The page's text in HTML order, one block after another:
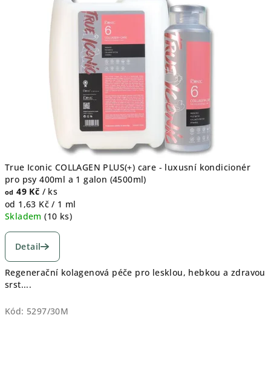
True Iconic COLLAGEN PLUS(+) care - luxusní kondicionér
pro psy 400ml a 1 galon (4500ml)
od 49 Kč / ks
Měrná
cena:
od 1,63 Kč / 1 ml
Skladem(10 ks)
Detail
Regenerační kolagenová péče pro lesklou, hebkou a zdravou
srst....
Kód: 5297/30M